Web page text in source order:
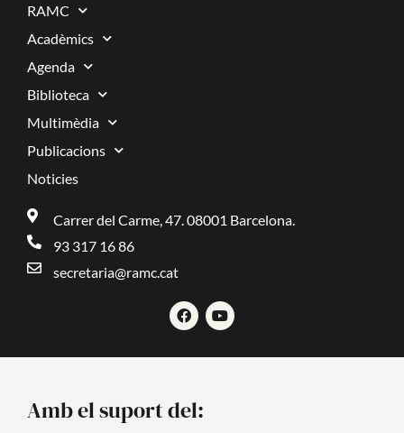
RAMC
Acadèmics
Agenda
Biblioteca
Multimèdia
Publicacions
Noticies
Carrer del Carme, 47. 08001 Barcelona.
93 317 16 86
secretaria@ramc.cat
F
a
c
k
Y
o
u
Amb el suport del: